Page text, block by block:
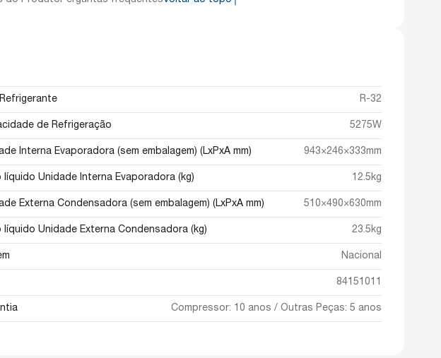
R-32
de Refrigeração 5275W
Interna Evaporadora (sem embalagem) (LxPxA mm) 943×246×333mm
líquido Unidade Interna Evaporadora (kg) 12.5kg
Externa Condensadora (sem embalagem) (LxPxA mm) 510×490×630mm
líquido Unidade Externa Condensadora (kg) 23.5kg
Nacional
84151011
Compressor: 10 anos / Outras Peças: 5 anos